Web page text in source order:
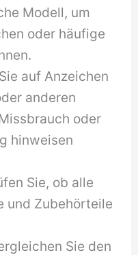
Modell, um
oder häufige
auf Anzeichen
anderen
oder
hinweisen
Sie, ob alle
und Zubehörteile
Sie den